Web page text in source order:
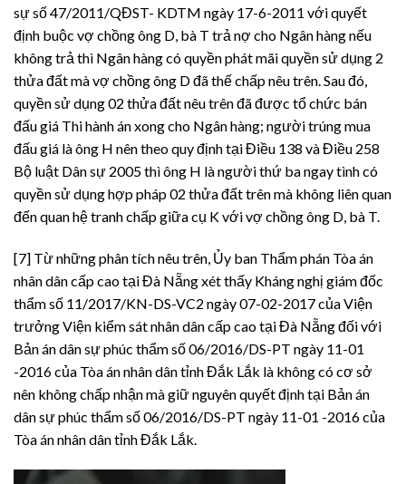
sự số 47/2011/QĐST- KDTM ngày 17-6-2011 với quyết
định buộc vợ chồng ông D, bà T trả nợ cho Ngân hàng nếu
không trả thì Ngân hàng có quyền phát mãi quyền sử dụng 2
thửa đất mà vợ chồng ông D đã thế chấp nêu trên. Sau đó,
quyền sử dụng 02 thửa đất nêu trên đã được tổ chức bán
đấu giá Thi hành án xong cho Ngân hàng; người trúng mua
đấu giá là ông H nên theo quy định tại Điều 138 và Điều 258
Bộ luật Dân sự 2005 thì ông H là người thứ ba ngay tình có
quyền sử dụng hợp pháp 02 thửa đất trên mà không liên quan
đến quan hệ tranh chấp giữa cụ K với vợ chồng ông D, bà T.
[7] Từ những phân tích nêu trên, Ủy ban Thẩm phán Tòa án
nhân dân cấp cao tại Đà Nẵng xét thấy Kháng nghị giám đốc
thẩm số 11/2017/KN-DS-VC2 ngày 07-02-2017 của Viện
trưởng Viện kiểm sát nhân dân cấp cao tại Đà Nẵng đối với
Bản án dân sự phúc thẩm số 06/2016/DS-PT ngày 11-01
-2016 của Tòa án nhân dân tỉnh Đắk Lắk là không có cơ sở
nên không chấp nhận mà giữ nguyên quyết định tại Bản án
dân sự phúc thẩm số 06/2016/DS-PT ngày 11-01 -2016 của
Tòa án nhân dân tỉnh Đắk Lắk.